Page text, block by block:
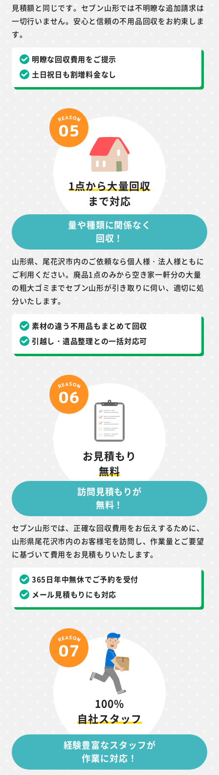
見積額と同じです。セブン山形では不明瞭な追加請求は
一切行いません。安心と信頼の不用品回収をお約束しま
す。
明瞭な回収費用をご提示
土日祝日も割増料金なし
1点から大量回収
まで対応
量や種類に関係なく
回収！
山形県、尾花沢市内のご依頼なら個人様・法人様ともに
ご利用ください。廃品1点のみから空き家一軒分の大量
の粗大ゴミまでセブン山形が引き取りに伺い、適切に処
分いたします。
素材の違う不用品もまとめて回収
引越し・遺品整理との一括対応可
お見積もり
無料
訪問見積もりが
無料！
セブン山形では、正確な回収費用をお伝えするために、
山形県尾花沢市内のお客様宅を訪問し、作業量とご要望
に基づいて費用をお見積もりいたします。
365日年中無休でご予約を受付
メール見積もりにも対応
100%
自社スタッフ
経験豊富なスタッフが
作業に対応！